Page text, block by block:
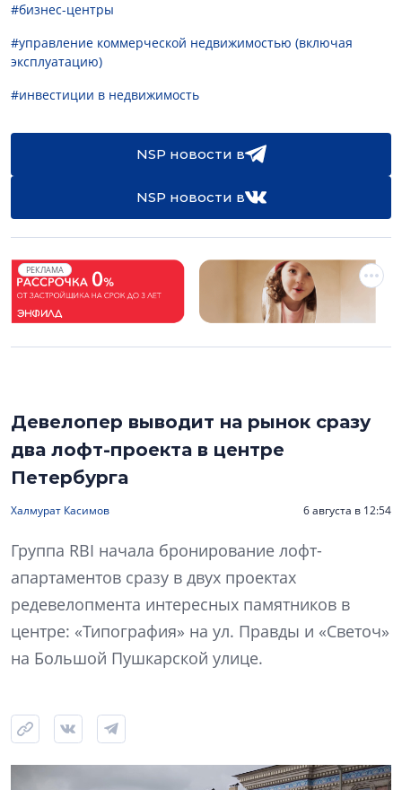
#бизнес-центры
#управление коммерческой недвижимостью (включая
эксплуатацию)
#инвестиции в недвижимость
NSP новости в
NSP новости в
РЕКЛАМА
Девелопер выводит на рынок сразу
два лофт-проекта в центре
Петербурга
Халмурат Касимов 6 августа в 12:54
Группа RBI начала бронирование лофт-
апартаментов сразу в двух проектах
редевелопмента интересных памятников в
центре: «Типография» на ул. Правды и «Светоч»
на Большой Пушкарской улице.